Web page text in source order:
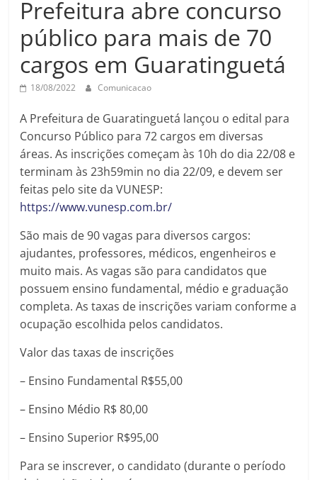
Prefeitura abre concurso
público para mais de 70
cargos em Guaratinguetá
18/08/2022 Comunicacao
A Prefeitura de Guaratinguetá lançou o edital para
Concurso Público para 72 cargos em diversas
áreas. As inscrições começam às 10h do dia 22/08 e
terminam às 23h59min no dia 22/09, e devem ser
feitas pelo site da VUNESP:
https://www.vunesp.com.br/
São mais de 90 vagas para diversos cargos:
ajudantes, professores, médicos, engenheiros e
muito mais. As vagas são para candidatos que
possuem ensinofundamental, médio e graduação
completa. As taxas de inscrições variam conforme a
ocupação escolhida pelos candidatos.
Valor das taxas de inscrições
– Ensino Fundamental R$55,00
– Ensino Médio R$ 80,00
– Ensino Superior R$95,00
Para se inscrever, o candidato (durante o período